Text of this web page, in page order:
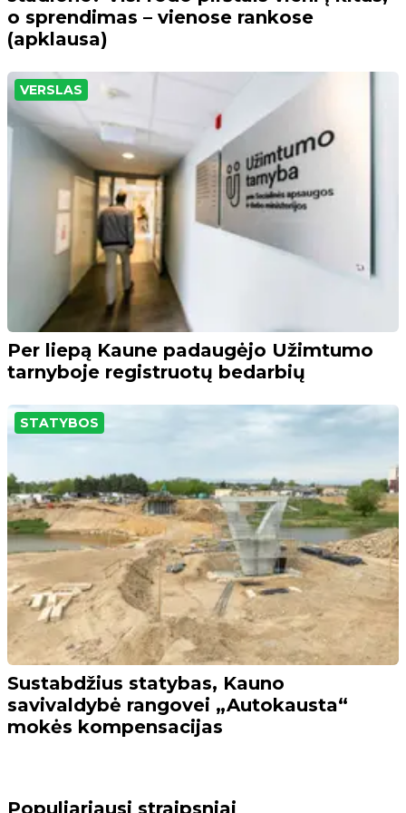
o sprendimas – vienose rankose
(apklausa)
VERSLAS
Per liepą Kaune padaugėjo Užimtumo
tarnyboje registruotų bedarbių
STATYBOS
Sustabdžius statybas, Kauno
savivaldybė rangovei „Autokausta“
mokės kompensacijas
Populiariausi straipsniai